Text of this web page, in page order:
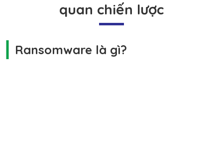
quan chiến lược
Ransomware là gì?